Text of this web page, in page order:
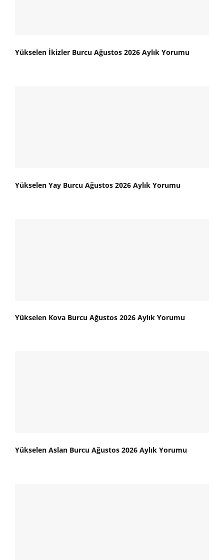
Yükselen İkizler Burcu Ağustos 2026 Aylık Yorumu
Yükselen Yay Burcu Ağustos 2026 Aylık Yorumu
Yükselen Kova Burcu Ağustos 2026 Aylık Yorumu
Yükselen Aslan Burcu Ağustos 2026 Aylık Yorumu